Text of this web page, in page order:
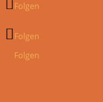
Folgen
Folgen
Folgen